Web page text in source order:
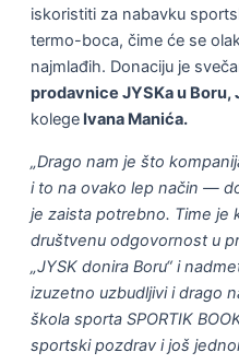
iskoristiti za nabavku
termo-boca, čime će se
najmlađih. Donaciju je
prodavnice JYSKa u Boru,
kolege Ivana Manića.
„Drago nam je što
i to na ovako lep način —
je zaista potrebno. Time je
društvenu odgovornost u
„JYSK donira Boru“ i
izuzetno uzbudljivi i drago
škola sporta SPORTIK
sportski pozdrav i još